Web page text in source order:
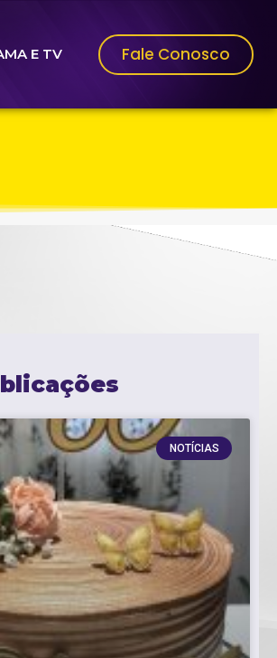
E TV Fale Conosco
NOTÍCIAS